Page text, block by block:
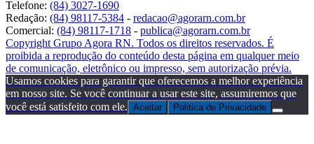
Telefone: (84) 3027-1690
Redação: (84) 98117-5384 - redacao@agorarn.com.br
Comercial: (84) 98117-1718 - publica@agorarn.com.br
Copyright Grupo Agora RN. Todos os direitos reservados. É
proibida a reprodução do conteúdo desta página em qualquer meio
de comunicação, eletrônico ou impresso, sem autorização prévia.
Usamos cookies para garantir que oferecemos a melhor experiência
em nosso site. Se você continuar a usar este site, assumiremos que
você está satisfeito com ele. Aceitar Politica de Privacidade